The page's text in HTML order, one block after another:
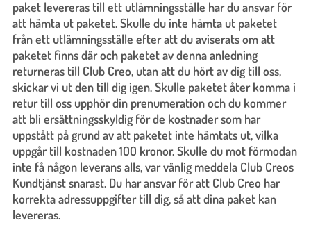
paket levereras till ett utlämningsställe har du ansvar för
att hämta ut paketet. Skulle du inte hämta ut paketet
från ett utlämningsställe efter att du aviserats om att
paketet finns där och paketet av denna anledning
returneras till Club Creo, utan att du hört av dig till oss,
skickar vi ut den till dig igen. Skulle paketet åter komma i
retur till oss upphör din prenumeration och du kommer
att bli ersättningsskyldig för de kostnader som har
uppstått på grund av att paketet inte hämtats ut, vilka
uppgår till kostnaden 100 kronor. Skulle du mot förmodan
inte få någon leverans alls, var vänlig meddela Club Creos
Kundtjänst snarast. Du har ansvar för att Club Creo har
korrekta adressuppgifter till dig, så att dina paket kan
levereras.